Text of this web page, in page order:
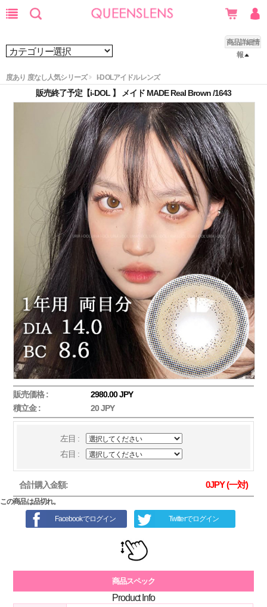
度あり 度なし人気シリーズ I-DOLアイドルレンズ
商品詳細情
報
販売終了予定【i-DOL 】 メイド MADE Real Brown /1643
販売価格 :
2980.00 JPY
積立金 :
20 JPY
左目 :
右目 :
合計購入金額: 0JPY (一対)
この商品は品切れ。
Facebookでログイン Twitterでログイン
商品スペック
Product Info